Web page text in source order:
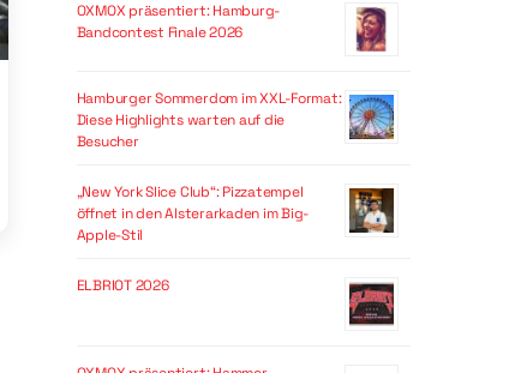
OXMOX präsentiert: Hamburg-
Bandcontest Finale 2026
Hamburger Sommerdom im XXL-Format:
Diese Highlights warten auf die
Besucher
„New York Slice Club“: Pizzatempel
öffnet in den Alsterarkaden im Big-
Apple-Stil
ELBRIOT 2026